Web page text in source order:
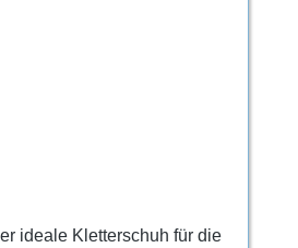
ideale Kletterschuh für die